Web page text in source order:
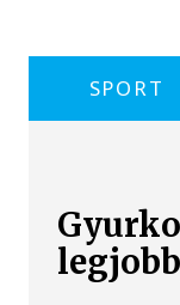
SPORT